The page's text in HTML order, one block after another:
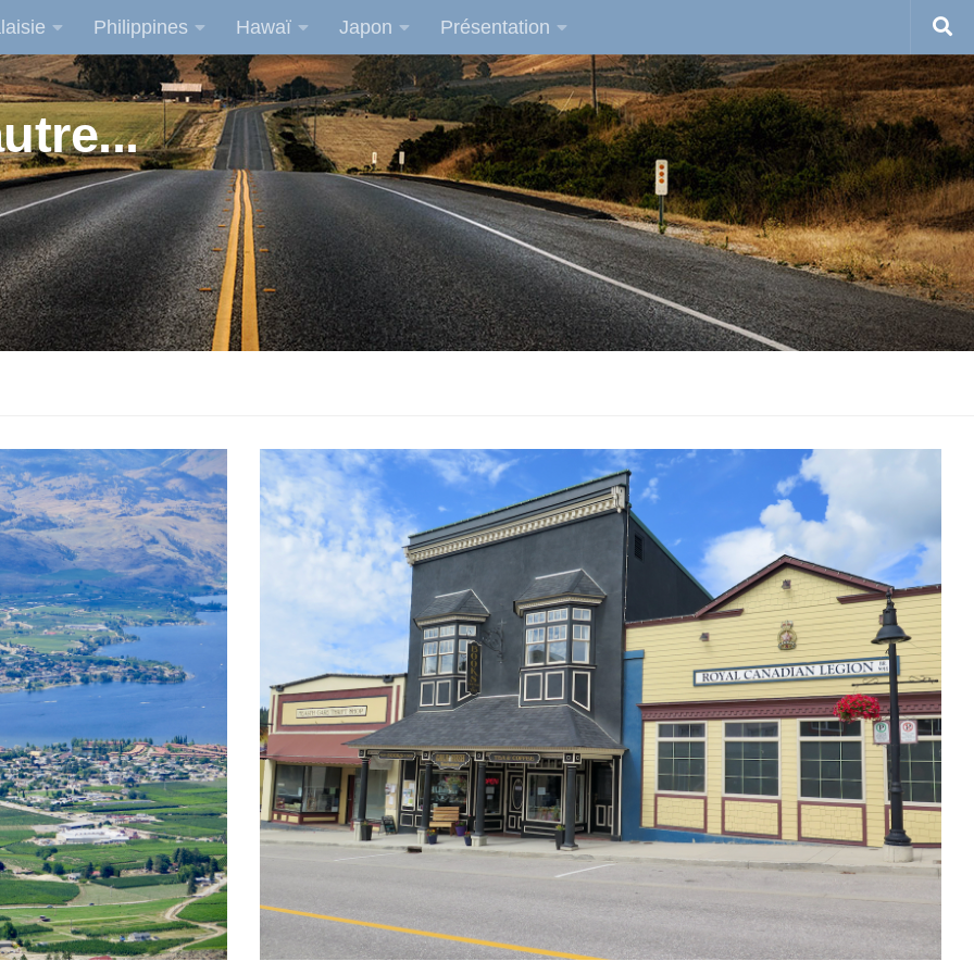
Philippines Hawaï Japon Présentation